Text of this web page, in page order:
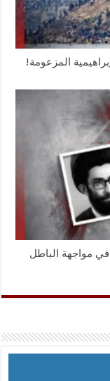
المزعومة!
في مواجهة الباطل